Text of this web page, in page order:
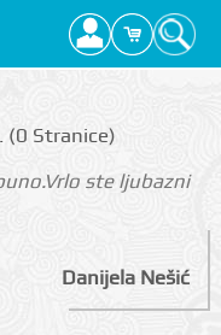
(0 Strаnicе)
ste ljubazni
Danijela Nešić